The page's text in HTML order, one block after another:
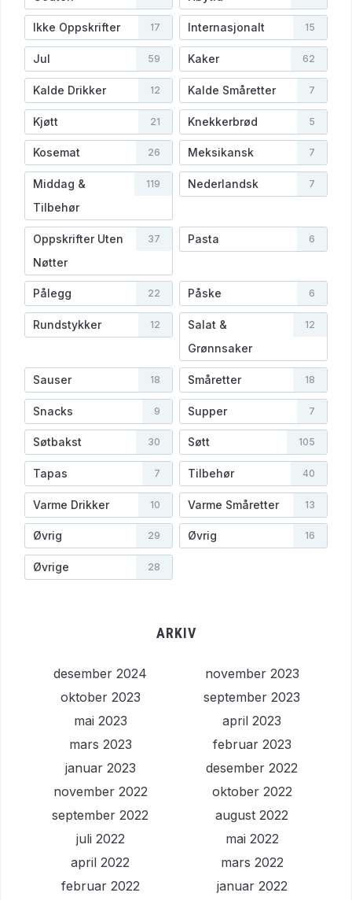
Ikke Oppskrifter 17 Internasjonalt 15
Jul 59 Kaker 62
Kalde Drikker 12 Kalde Småretter 7
Kjøtt 21 Knekkerbrød 5
Kosemat 26 Meksikansk 7
Middag &
Tilbehør
119 Nederlandsk 7
Oppskrifter Uten
Nøtter
37 Pasta 6
Pålegg 22 Påske 6
Rundstykker 12
Salat &
Grønnsaker
12
Sauser 18 Småretter 18
Snacks 9 Supper 7
Søtbakst 30 Søtt 105
Tapas 7 Tilbehør 40
Varme Drikker 10 Varme Småretter 13
Øvrig 29 Øvrig 16
Øvrige 28
ARKIV
desember 2024
november 2023
oktober 2023
september 2023
mai 2023
april 2023
mars 2023
februar 2023
januar 2023
desember 2022
november 2022
oktober 2022
september 2022
august 2022
juli 2022
mai 2022
april 2022
mars 2022
februar 2022
januar 2022